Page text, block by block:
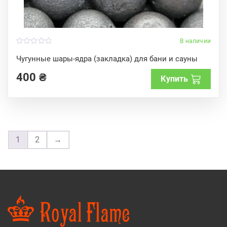
В наличии
Чугунные шары-ядра (закладка) для бани и сауны
o
u
o
f
400 ₴ Купить
1 2 →